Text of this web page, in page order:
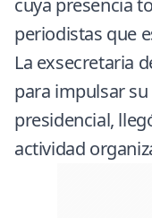
cuya presencia
periodistas que
La exsecretaria
para impulsar
presidencial,
actividad